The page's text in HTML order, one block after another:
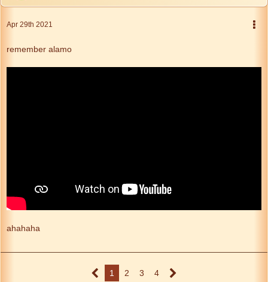
Apr 29th 2021
remember alamo
ahahaha
1 2 3 4